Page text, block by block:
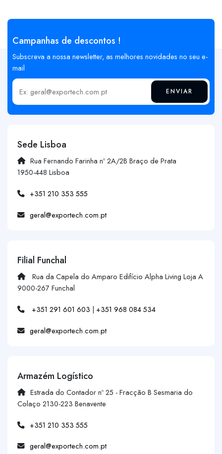
Campanhas de descontos !
Subscreva a nossa newsletter, as melhores novidades no seu e-
mail
Insira o seu email ENVIAR
Sede Lisboa
Rua Fernando Farinha nº 2A/2B Braço de Prata
1950-448 Lisboa
+351 210 353 555
geral@exportech.com.pt
Filial Funchal
Rua da Capela do Amparo Edifício Alpha Living Loja A
9000-267 Funchal
+351 291 601 603 | +351 968 084 534
geral@exportech.com.pt
Armazém Logístico
Estrada do Contador nº 25 - Fracção B Sesmaria do
Colaço 2130-223 Benavente
+351 210 353 555
geral@exportech.com.pt